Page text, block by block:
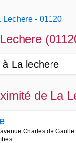
Lechere - 01120
La lechere
de La
Charles de